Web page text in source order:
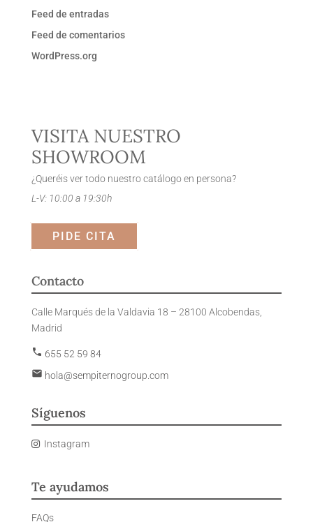
Feed de entradas
Feed de comentarios
WordPress.org
VISITA NUESTRO
SHOWROOM
¿Queréis ver todo nuestro catálogo en persona?
L-V: 10:00 a 19:30h
PIDE CITA
Contacto
Calle Marqués de la Valdavia 18 – 28100 Alcobendas,
Madrid
phone 655 52 59 84
email hola@sempiternogroup.com
Síguenos
Instagram
Te ayudamos
FAQs